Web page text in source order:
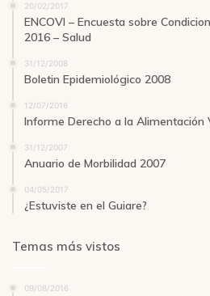
20/02/2017
ENCOVI – Encuesta sobre
2016 – Salud
31/12/2008
Boletin Epidemiológico 2008
12/07/2016
Informe Derecho a la Alimentación
31/12/2007
Anuario de Morbilidad 2007
04/05/2017
¿Estuviste en el Guiare?
Temas más vistos
09/08/2016